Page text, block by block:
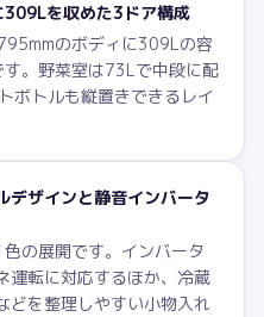
を収めた3ドア構成
のボディに309Lの容
。野菜室は73Lで中段に配
ボトルも縦置きできるレイ
デザインと静音インバータ
の展開です。インバータ
運転に対応するほか、冷蔵
どを整理しやすい小物入れ